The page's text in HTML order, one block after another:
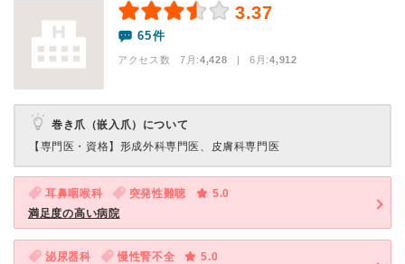
3.37
65件
アクセス数 7月:4,428 | 6月:4,912
巻き爪（嵌入爪）について
【専門医・資格】 形成外科専門医、皮膚科専門医
耳鼻咽喉科 突発性難聴
5.0
満足度の高い病院
泌尿器科 慢性腎不全
5.0